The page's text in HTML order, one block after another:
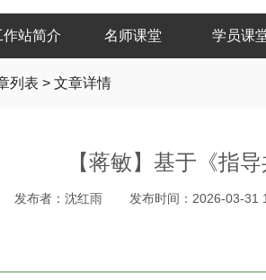
作站简介 名师课堂 学员课
列表 > 文章详情
【蒋敏】基于《指
发布者： 沈红雨 发布时间： 2026-03-31